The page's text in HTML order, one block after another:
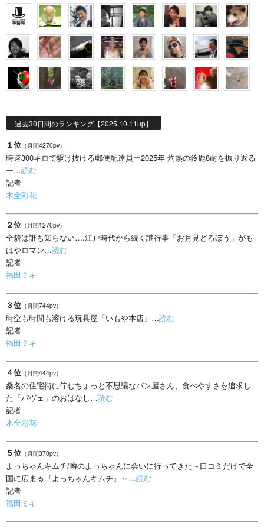
過去30日間のランキング【2025.10.11up】
１位 （月間4270pv）
時速300キロで駆け抜ける郵便配達員ー2025年 灼熱の鈴鹿8耐を振り返る
ー…読む
記者
木全彩花
２位 （月間1270pv）
全貌は誰も知らない….江戸時代から続く謎行事「お月見どろぼう」がも
はやロマン…読む
記者
福田ミキ
３位 （月間744pv）
時空も時間も溶ける玩具屋「いもや本店」…読む
記者
福田ミキ
４位 （月間444pv）
桑名の住宅街に佇むちょっと不思議なパン屋さん、食べやすさを追求し
た「パヴェ」のおはなし…読む
記者
木全彩花
５位 （月間370pv）
よっちゃんキムチ/噂のよっちゃんに会いに行ってきた～口コミだけで全
国に広まる『よっちゃんキムチ』～…読む
記者
福田ミキ